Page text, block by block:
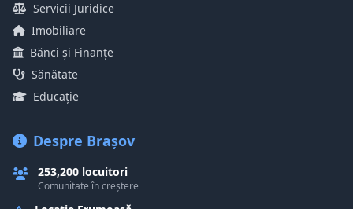
Servicii Juridice
Imobiliare
Bănci și Finanțe
Sănătate
Educație
Despre Brașov
253,200 locuitori
Comunitate în creștere